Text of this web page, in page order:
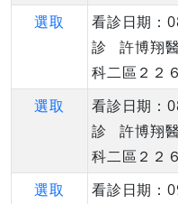
選取
看診日期：
診 許博翔
科二區２２
選取
看診日期：
診 許博翔
科二區２２
選取
看診日期：